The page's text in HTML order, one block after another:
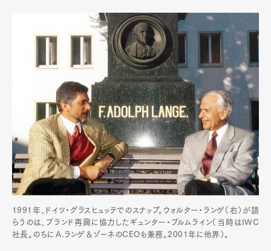
1991年、ドイツ・グラスヒュッテでのスナップ。ウォルター・ランゲ（右）が語
らうのは、ブランド再興に協力したギュンター・ブルムライン（当時はIWC
社長。のちにＡ.ランゲ＆ゾーネのCEOも兼務。2001年に他界）。